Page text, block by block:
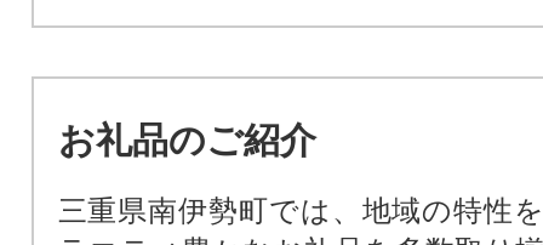
お礼品のご紹介
三重県南伊勢町では、地域の特性